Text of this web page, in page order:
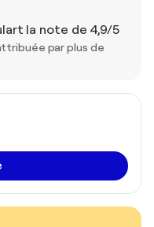
la note de 4,9/5
par plus de